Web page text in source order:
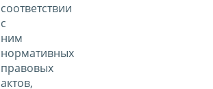
соответствии
с
ним
нормативных
правовых
актов,